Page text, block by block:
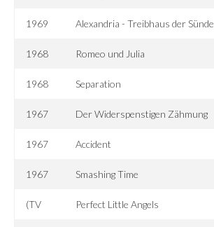
1969 Alexandria - Treibhaus der Sünde
1968 Romeo und Julia
1968 Separation
1967 Der Widerspenstigen Zähmung
1967 Accident
1967 Smashing Time
(TV Perfect Little Angels